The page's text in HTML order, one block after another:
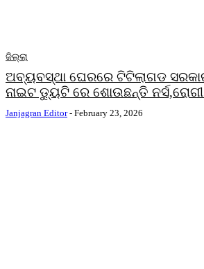
ଜିଲ୍ଲା
ଅବ୍ୟବସ୍ଥା ଘେରରେ ଟିଟିଲାଗଡ
ନାଇଟ ଡ୍ୟୁଟି ରେ ଶୋଉଛନ୍ତି
Janjagran Editor - February 23, 2026